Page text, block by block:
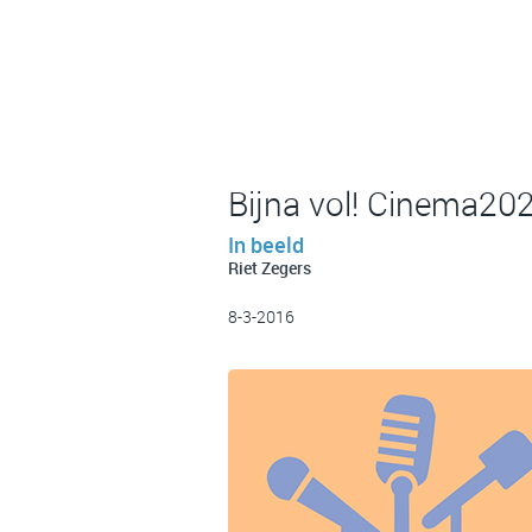
Bijna vol!
In beeld
Riet Zegers
8-3-2016